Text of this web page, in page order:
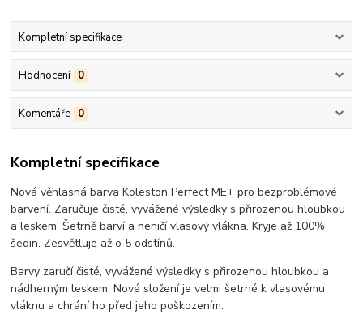
Kompletní specifikace
Hodnocení 0
Komentáře 0
Kompletní specifikace
Nová věhlasná barva Koleston Perfect ME+ pro bezproblémové
barvení. Zaručuje čisté, vyvážené výsledky s přirozenou hloubkou
a leskem. Šetrně barví a neničí vlasový vlákna. Kryje až 100%
šedin. Zesvětluje až o 5 odstínů.
Barvy zaručí čisté, vyvážené výsledky s přirozenou hloubkou a
nádherným leskem. Nové složení je velmi šetrné k vlasovému
vláknu a chrání ho před jeho poškozením.